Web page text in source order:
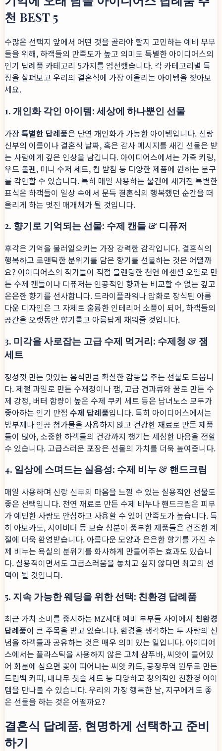
천 BEST 5
수많은 선택지 앞에서 어떤 것을 골라야 할지 고민하는 예비 부부
들을 위해, 하객들의 만족도가 높고 의미도 특별한 아이디어스의
인기 답례품 카테고리 5가지를 엄선했습니다. 각 카테고리별 특
징을 살펴보고 우리의 결혼식에 가장 어울리는 아이템을 찾아보
세요.
1. 개인화 각인 아이템: 세상에 하나뿐인 선물
가장특별한 답례품은 단연 개인화가 가능한 아이템입니다. 신랑
신부의 이름이나 결혼식 날짜, 혹은 감사 메시지를 새긴 선물은 받
는 사람에게 깊은 인상을 남깁니다. 아이디어스에서는 가죽 키링,
우드 볼펜, 미니 수저 세트, 컵 받침 등 다양한 제품에 원하는 문구
를 각인할 수 있습니다. 특히 매일 사용하는 물건에 새겨진 특별한
표식은 하객들이 일상 속에서 문득 결혼식의 행복했던 순간을 떠
올리게 하는 멋진 매개체가 될 것입니다.
2. 향기로 기억되는 선물: 수제 캔들 & 디퓨저
후각은 기억을 불러일으키는 가장 강력한 감각입니다. 결혼식의
행복하고 로맨틱한 분위기를 담은 향기를 선물하는 것은 어떨까
요? 아이디어스의 작가들이 직접 블렌딩한 천연 에센셜 오일로 만
든 수제 캔들이나 디퓨저는 인공적인 향과는 비교할 수 없는 깊고
은은한 향기를 선사합니다. 드라이플라워나 압화로 장식된 아름
다운 디자인은 그 자체로 훌륭한 인테리어 소품이 되어, 하객들의
공간을 오랫동안 향기롭고 아름답게 채워줄 것입니다.
3. 미각을 사로잡는 고급 수제 먹거리: 수제청 & 잼
세트
정성껏 만든 맛있는 음식만큼 확실한 감동을 주는 선물도 드뭅니
다. 제철 과일로 만든 수제청이나 잼, 고급 견과류와 꿀로 만든 수
제 강정, 버터 함량이 높은 수제 쿠키 세트 등은 남녀노소 모두가
좋아하는 인기 만점 수제 답례품입니다. 특히 아이디어스에서는
방부제나 인공 첨가물을 사용하지 않고 건강한 재료로 만든 제품
들이 많아, 소중한 하객들의 건강까지 챙기는 세심한 마음을 전할
수 있습니다. 고급스러운 포장은 선물의 가치를 더욱 높여줍니다.
4. 일상에 스며드는 실용성: 수제 비누 & 핸드크림
매일 사용하며 신랑 신부의 마음을 느낄 수 있는 실용적인 선물도
좋은 선택입니다. 천연 재료로 만든 수제 비누나 핸드크림은 피부
가 예민한 사람도 안심하고 사용할 수 있어 만족도가 높습니다. 특
히 아보카도, 시어버터 등 보습 성분이 풍부한 제품들은 건조한 계
절에 더욱 환영받습니다. 아름다운 모양과 은은한 향기를 가진 수
제 비누는 욕실의 분위기를 화사하게 만들어주는 효과도 있습니
다. 실용적이면서도 고급스러움을 놓치고 싶지 않다면 최고의 선
택이 될 것입니다.
5. 지속 가능한 웨딩을 위한 선택: 친환경 답례품
최근 가치 소비를 중시하는 MZ세대 예비 부부들 사이에서 친환경
답례품이 큰 주목을 받고 있습니다. 환경을 생각하는 두 사람의 신
념을 하객들과 공유하는 것은 매우 의미 있는 일입니다. 아이디어
스에서는 플라스틱을 사용하지 않은 고체 샴푸바, 씨앗이 들어있
어 화분에 심으면 꽃이 피어나는 씨앗 카드, 공정무역 원두로 만든
드립백 커피, 대나무 칫솔 세트 등 다양하고 창의적인 친환경 아이
템을 만나볼 수 있습니다. 우리의 가장 행복한 날, 지구에게도 좋
은 선물을 하는 것은 어떨까요?
결혼식 답례품, 현명하게 선택하고 준비
하기